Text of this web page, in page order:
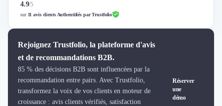
Logiciel Commercial
Assurance
Expertise Comptable
Subventions & Aides
Levée de fonds
Droit des Affaires
Externalisation Administrative
Direction Financière Externalisée (DAF)
Transactions Services
4.9/5
sur 11 avis clients Authentifiés par Trustfolio
Rejoignez Trustfolio, la plateforme d'avis
et de recommandations B2B.
85 % des décisions B2B sont influencées par la
recommandation entre pairs. Avec Trustfolio,
transformez la voix de vos clients en moteur de
croissance : avis clients vérifiés, satisfaction
Réserver
une
démo